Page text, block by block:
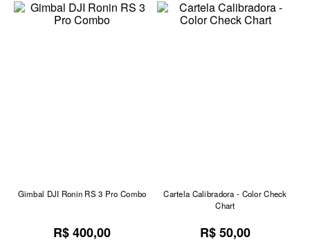
Gimbal DJI Ronin RS 3 Pro Combo
R$ 400,00
Cartela Calibradora - Color Check
Chart
R$ 50,00